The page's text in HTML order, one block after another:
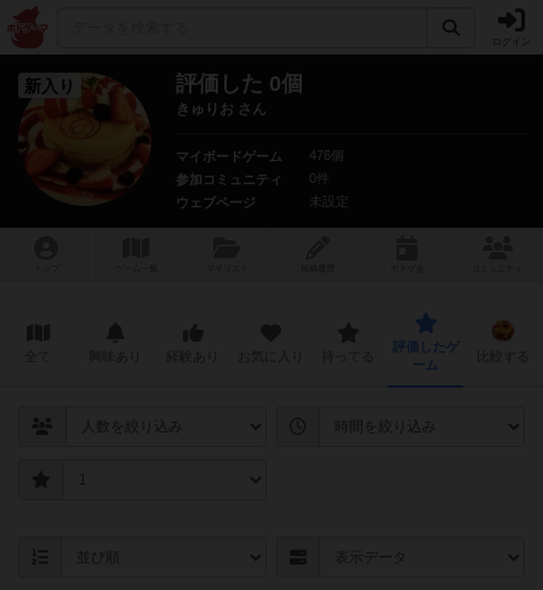
新入り 評価した 0個
きゅりお さん
マイボードゲーム
476個
参加コミュニティ
0件
ウェブページ
未設定
評価したゲ
ーム